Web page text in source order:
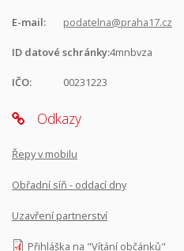
E-mail: podatelna@praha17.cz
ID datové schránky:4mnbvza
IČO: 00231223
Odkazy
Řepy v mobilu
Obřadní síň - oddací dny
Uzavření partnerství
Přihláška na "Vítání občánků"